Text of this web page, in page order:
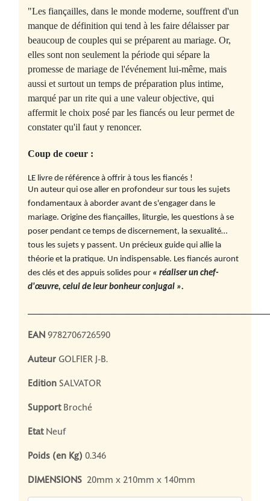
"Les fiançailles, dans le monde moderne, souffrent d'un
manque de définition qui tend à les faire délaisser par
beaucoup de couples qui se préparent au mariage. Or,
elles sont non seulement la période qui sépare la
promesse de mariage de l'événement lui-même, mais
aussi et surtout un temps de préparation plus intime,
marqué par un rite qui a une valeur objective, qui
affermit le choix posé par les fiancés ou leur permet de
constater qu'il faut y renoncer.
Coup de coeur :
LE livre de référence à offrir à tous les fiancés !
Un auteur qui ose aller en profondeur sur tous les sujets
fondamentaux à aborder avant de s'engager dans le
mariage. Origine des fiançailles, liturgie, les questions à se
poser pendant ce temps de discernement, la sexualité…
tous les sujets y passent. Un précieux guide qui allie la
théorie et la pratique. Un indispensable. Les fiancés auront
des clés et des appuis solides pour « réaliser un chef-
d'œuvre, celui de leur bonheur conjugal ».
EAN9782706726590
Auteur GOLFIER J-B.
EditionSALVATOR
Support Broché
Etat Neuf
Poids (en Kg)0.346
DIMENSIONS 20mm x 210mm x 140mm